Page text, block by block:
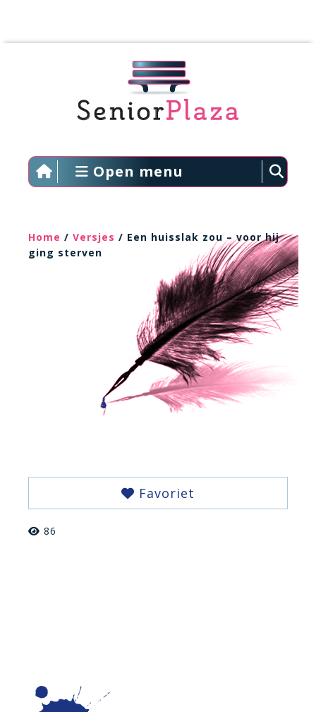
Open menu
Home / Versjes / Een huisslak zou – voor hij
ging sterven
Favoriet
86